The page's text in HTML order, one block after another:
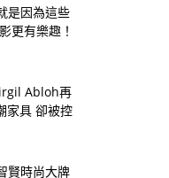
是因為這些
更有樂趣！
Abloh再
家具 卻被控
賢時尚大牌